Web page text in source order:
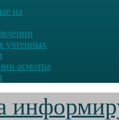
на
учтенных
осмотра